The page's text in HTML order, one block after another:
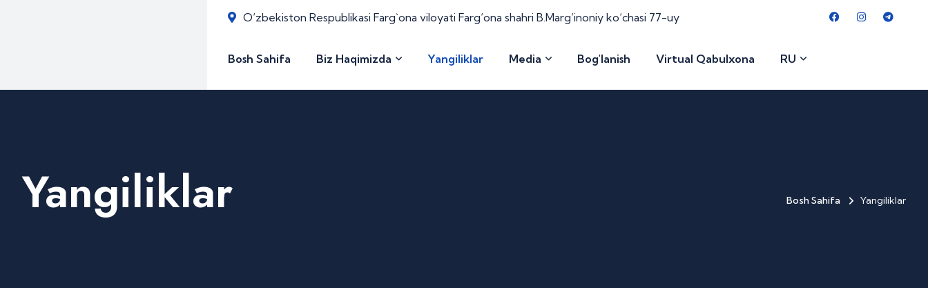
O‘zbekiston Respublikasi Farg`ona viloyati Farg‘ona shahri B.Marg‘inoniy ko‘chasi 77-uy
Bosh Sahifa Biz Haqimizda Yangiliklar Media Bog'lanish Virtual Qabulxona RU
Yangiliklar Bosh Sahifa Yangiliklar